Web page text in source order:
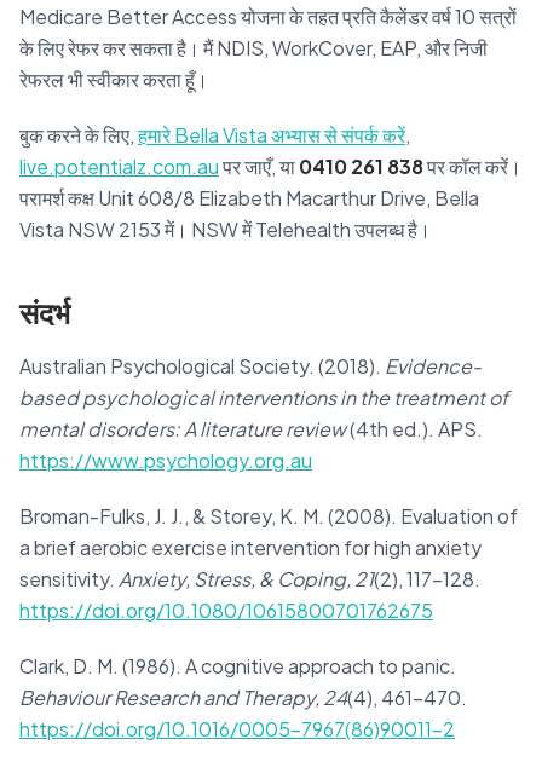
Medicare Better Access योजना के तहत प्रति कैलेंडर वर्ष 10 सत्रों
के लिए रेफर कर सकता है। मैं NDIS, WorkCover, EAP, और निजी
रेफरल भी स्वीकार करता हूँ।
बुक करने के लिए,हमारे Bella Vista अभ्यास से संपर्क करें,
live.potentialz.com.auपर जाएँ, या0410 261 838पर कॉल करें।
परामर्श कक्ष Unit 608/8 Elizabeth Macarthur Drive, Bella
Vista NSW 2153 में। NSW में Telehealth उपलब्ध है।
संदर्भ
Australian Psychological Society. (2018). Evidence-
based psychological interventions in the treatment of
mental disorders: A literature review(4th ed.). APS.
https://www.psychology.org.au
Broman-Fulks, J. J., & Storey, K. M. (2008). Evaluation of
a brief aerobic exercise intervention for high anxiety
sensitivity. Anxiety, Stress, & Coping, 21(2), 117–128.
https://doi.org/10.1080/10615800701762675
Clark, D. M. (1986). A cognitive approach to panic.
Behaviour Research and Therapy, 24(4), 461–470.
https://doi.org/10.1016/0005-7967(86)90011-2